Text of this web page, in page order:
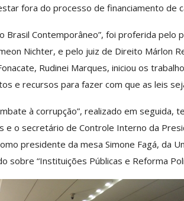
fora do processo de financiamento de
Brasil Contemporâneo”, foi proferida pelo
Nichter, e pelo juiz de Direito Márlon
Rudinei Marques, iniciou os
e recursos para fazer com que as leis
à corrupção”, realizado em seguida,
o secretário de Controle Interno da
presidente da mesa Simone Fagá, da
sobre “Instituições Públicas e Reforma
Reunião
E
26 jun, 2026
Valores
Comunicacao